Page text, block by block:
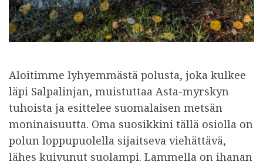
Aloitimme lyhyemmästä polusta, joka kulkee
läpi Salpalinjan, muistuttaa Asta-myrskyn
tuhoista ja esittelee suomalaisen metsän
moninaisuutta. Oma suosikkini tällä osiolla on
polun loppupuolella sijaitseva viehättävä,
lähes kuivunut suolampi. Lammella on ihanan